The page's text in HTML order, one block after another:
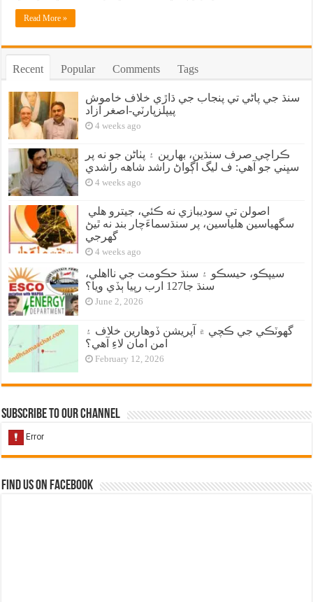
Read More »
Recent Popular Comments Tags
سنڌ جي پاڻي تي پنجاب جي ڌاڙي خلاف خاموش
پيپلزپارٽي-اصغر آزاد
4 weeks ago
ڪراچي صرف سنڌين، بهارين ۽ پٺاڻن جو نه پر
سڀني جو آهي: ف ليگ اڳواڻ راشد شاهه راشدي
4 weeks ago
سگهياسين هلياسين، پر سنڌسماءَچار بند نه ٿيڻ
گهرجي
4 weeks ago
سيپڪو، حيسڪو ۽ سنڌ حڪومت جي نااهلي،
سنڌ جا127 ارب رپيا ٻڏي ويا؟
June 2, 2026
گهوٽڪي جي ڪچي ۾ آپريشن ڏوهارين خلاف ۽
امن امان لاءِ آهي؟
February 12, 2026
Subscribe to our Channel
Find us on Facebook